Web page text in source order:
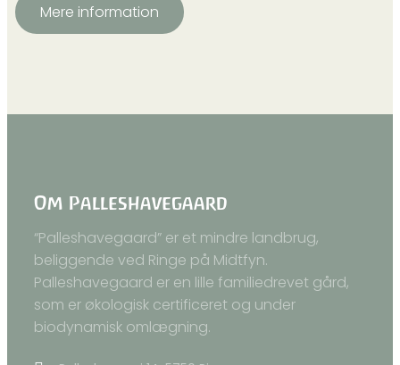
Mere information
Om Palleshavegaard
“Palleshavegaard” er et mindre landbrug,
beliggende ved Ringe på Midtfyn.
Palleshavegaard er en lille familiedrevet gård,
som er økologisk certificeret og under
biodynamisk omlægning.